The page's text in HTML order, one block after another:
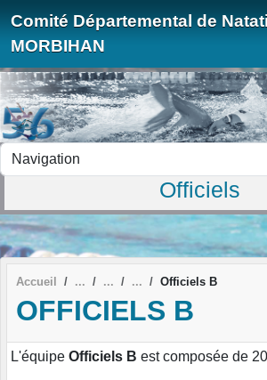
Comité Départemental de
MORBIHAN
Officiels
Accueil Officiels B
OFFICIELS B
L'équipe Officiels B est composée de